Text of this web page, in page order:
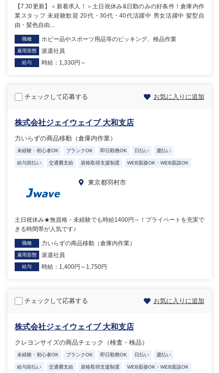
【7.30更新】＜新着求人！＞土日祝休み&日勤のみの好条件！倉庫内作
業スタッフ 未経験歓迎 20代・30代・40代活躍中 男女活躍中 髪型自
由・髪色自由...
職種 ホビー品やスポーツ用品等のピッキング、検品作業
雇用形態 派遣社員
給与 時給：1,330円～
チェックして応募する お気に入りに追加
株式会社ジェイウェイブ 大和支店
力いらずの商品移動（倉庫内作業）
未経験・初心者OK ブランクOK 即日勤務OK 日払い 週払い
給与前払い 交通費支給 資格取得支援制度 WEB面接OK・WEB面談OK
東京都羽村市
土日祝休み★無資格・未経験でも時給1400円～！プライベートを充実で
きる時間帯が人気です♪
職種 力いらずの商品移動（倉庫内作業）
雇用形態 派遣社員
給与 時給：1,400円～1,750円
チェックして応募する お気に入りに追加
株式会社ジェイウェイブ 大和支店
クレヨンサイズの商品チェック（検査・検品）
未経験・初心者OK ブランクOK 即日勤務OK 日払い 週払い
給与前払い 交通費支給 資格取得支援制度 WEB面接OK・WEB面談OK